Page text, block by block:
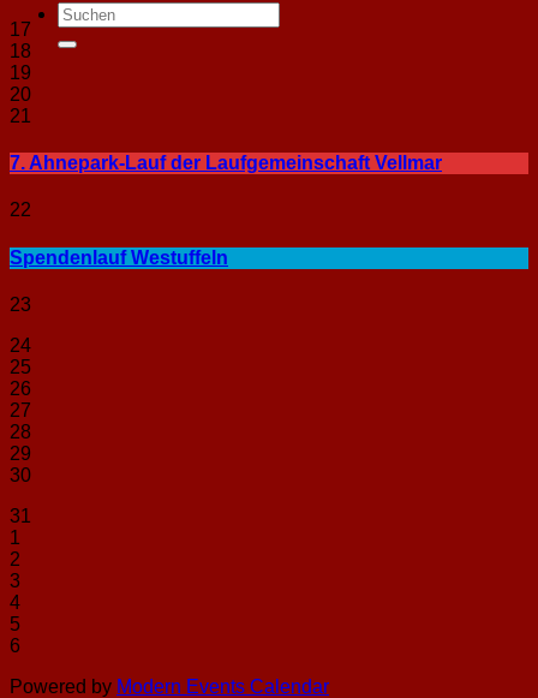
17
18
19
20
21
7. Ahnepark-Lauf der Laufgemeinschaft Vellmar
22
Spendenlauf Westuffeln
23
24
25
26
27
28
29
30
31
1
2
3
4
5
6
Powered by Modern Events Calendar